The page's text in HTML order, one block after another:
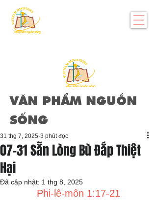
VĂN PHẨM NGUỒN
SỐNG
07-31 Sẵn Lòng Bù Đắp Thiệt
Hại
31 thg 7, 2025 3 phút đọc
Đã cập nhật: 1 thg 8, 2025
Phi-lê-môn 1:17-21